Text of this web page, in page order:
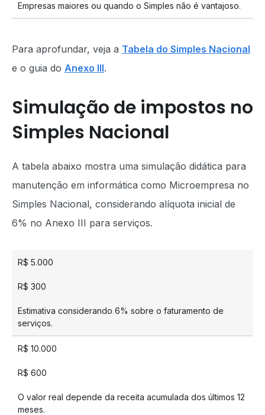
Empresas maiores ou quando o Simples não é vantajoso.
Para aprofundar, veja a Tabela do Simples Nacional
e o guia do Anexo III.
Simulação de impostos no
Simples Nacional
A tabela abaixo mostra uma simulação didática para
manutenção em informática como Microempresa no
Simples Nacional, considerando alíquota inicial de
6% no Anexo III para serviços.
R$ 5.000
R$ 300
Estimativa considerando 6% sobre o faturamento de
serviços.
R$ 10.000
R$ 600
O valor real depende da receita acumulada dos últimos 12
meses.